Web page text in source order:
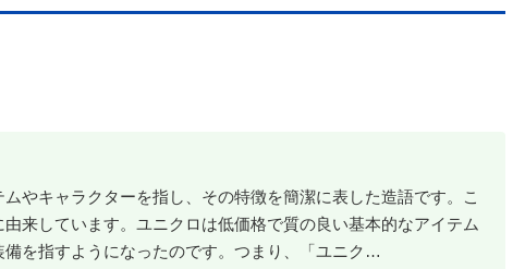
やキャラクターを指し、その特徴を簡潔に表した造語です。こ
来しています。ユニクロは低価格で質の良い基本的なアイテム
を指すようになったのです。つまり、「ユニク…